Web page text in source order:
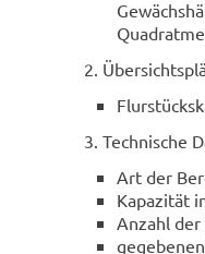
2.
3. Tech­ni­sche
Art der
Ka­pa­zi­tät
An­zahl der